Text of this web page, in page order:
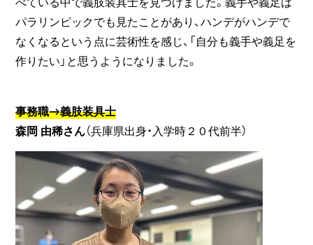
パラリンピックでも見たことがあり、ハンデがハンデで
なくなるという点に芸術性を感じ、「自分も義手や義足を
作りたい」と思うようになりました。
事務職→義肢装具士
森岡 由稀さん（兵庫県出身・入学時２０代前半）